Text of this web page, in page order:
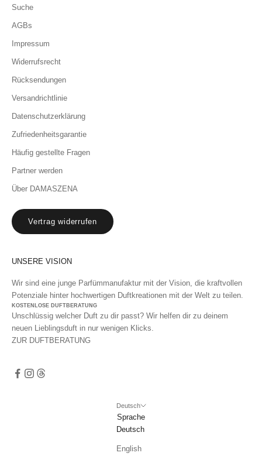
Suche
AGBs
Impressum
Widerrufsrecht
Rücksendungen
Versandrichtlinie
Datenschutzerklärung
Zufriedenheitsgarantie
Häufig gestellte Fragen
Partner werden
Über DAMASZENA
Vertrag widerrufen
UNSERE VISION
Wir sind eine junge Parfümmanufaktur mit der Vision, die kraftvollen
Potenziale hinter hochwertigen Duftkreationen mit der Welt zu teilen.
KOSTENLOSE DUFTBERATUNG
Unschlüssig welcher Duft zu dir passt? Wir helfen dir zu deinem
neuen Lieblingsduft in nur wenigen Klicks.
ZUR DUFTBERATUNG
Deutsch
Sprache
Deutsch
English